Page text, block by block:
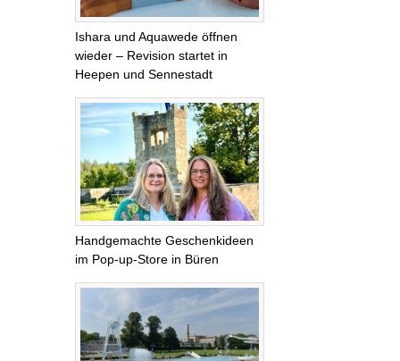
Ishara und Aquawede öffnen
wieder – Revision startet in
Heepen und Sennestadt
Handgemachte Geschenkideen
im Pop-up-Store in Büren